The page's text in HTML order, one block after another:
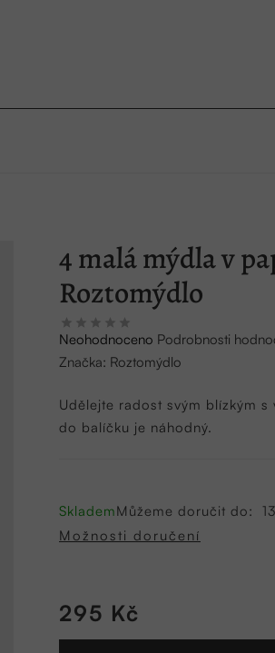
4 malá mýdla v
Roztomýdlo
Průměrné
hodnocení
produktu
Neohodnoceno Podrobnosti
Značka: Roztomýdlo
Udělejte radost svým blízkým
do balíčku je náhodný.
SklademMůžeme doručit do:
Možnosti doručení
295 Kč